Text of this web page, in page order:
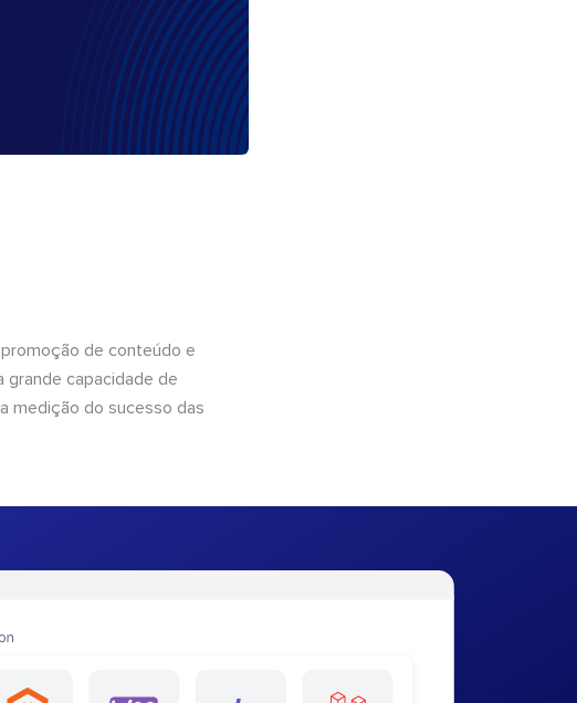
de conteúdo e
grande capacidade de
medição do sucesso das